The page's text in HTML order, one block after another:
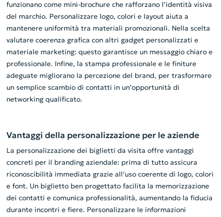
funzionano come mini-brochure che rafforzano l’identità visiva
del marchio. Personalizzare logo, colori e layout aiuta a
mantenere uniformità tra materiali promozionali. Nella scelta
valutare coerenza grafica con altri gadget personalizzati e
materiale marketing: questo garantisce un messaggio chiaro e
professionale. Infine, la stampa professionale e le finiture
adeguate migliorano la percezione del brand, per trasformare
un semplice scambio di contatti in un’opportunità di
networking qualificato.
Vantaggi della personalizzazione per le aziende
La personalizzazione dei biglietti da visita offre vantaggi
concreti per il branding aziendale: prima di tutto assicura
riconoscibilità immediata grazie all’uso coerente di logo, colori
e font. Un biglietto ben progettato facilita la memorizzazione
dei contatti e comunica professionalità, aumentando la fiducia
durante incontri e fiere. Personalizzare le informazioni